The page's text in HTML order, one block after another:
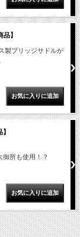
】
製ブリッジサドルが
所も使用！？